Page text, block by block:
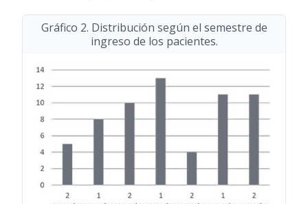
Gráfico 2. Distribución según el semestre de
ingreso de los pacientes.